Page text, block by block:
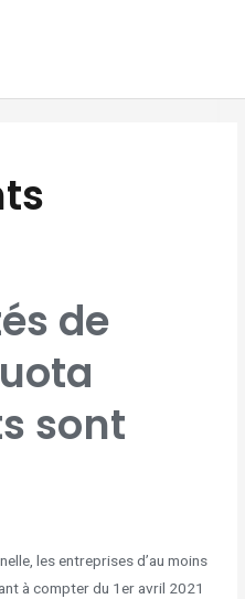
de
sont
les entreprises d’au moins
à compter du 1er avril 2021